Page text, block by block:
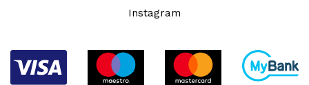
Instagram